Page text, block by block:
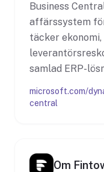
Business
affärssystem
täcker ekonomi,
samlad ERP-
microsoft.com/
central
Om